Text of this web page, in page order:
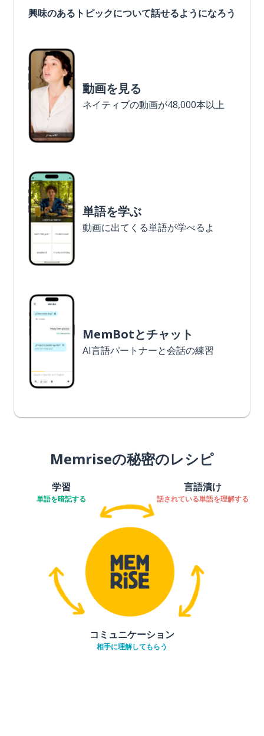
興味のあるトピックについて話せるようになろう
動画を見る
ネイティブの動画が48,000本以上
単語を学ぶ
動画に出てくる単語が学べるよ
MemBotとチャット
AI言語パートナーと会話の練習
Memriseの秘密のレシピ
学習
単語を暗記する
言語漬け
話されている単語を理解する
コミュニケーション
相手に理解してもらう